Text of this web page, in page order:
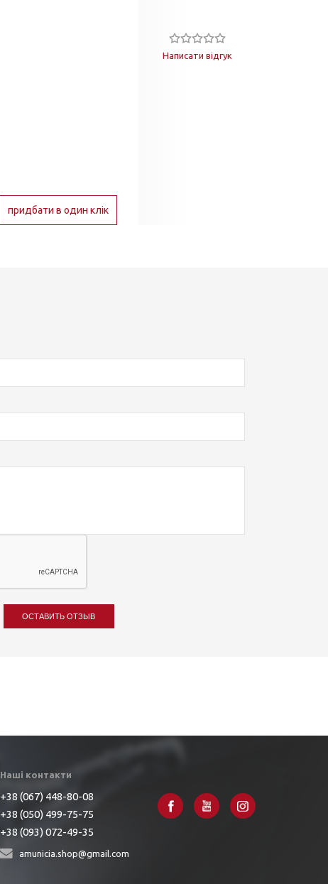
придбати в один клік
Написати відгук
ОСТАВИТЬ ОТЗЫВ
Наші контакти
+38 (067) 448-80-08
+38 (050) 499-75-75
+38 (093) 072-49-35
amunicia.shop@gmail.com